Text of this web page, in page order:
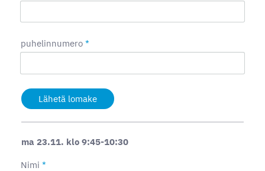
puhelinnumero *
Lähetä lomake
ma 23.11. klo 9:45-10:30
Nimi *